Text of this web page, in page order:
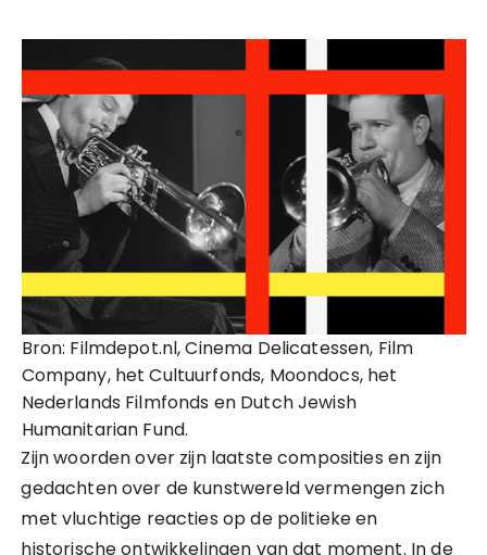
Bron: Filmdepot.nl, Cinema Delicatessen, Film
Company, het Cultuurfonds, Moondocs, het
Nederlands Filmfonds en Dutch Jewish
Humanitarian Fund.
Zijn woorden over zijn laatste composities en zijn
gedachten over de kunstwereld vermengen zich
met vluchtige reacties op de politieke en
historische ontwikkelingen van dat moment. In de